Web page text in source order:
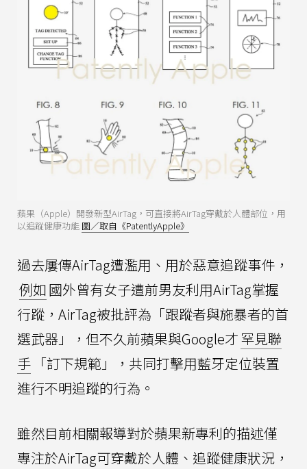
蘋果（Apple）開發新型AirTag，可直接將AirTag穿戴於人體部位，用
以追蹤健康功能 圖／取自《PatentlyApple》
過去屢傳AirTag遭濫用、用於惡意追蹤事件，
例如國外曾有女子遭前男友利用AirTag掌握
行蹤，AirTag被批評為「跟蹤者與施暴者的首
選武器」，但不久前蘋果與Google才罕見聯
手 「訂下規範」，共同打擊用藍牙定位裝置
進行不明追蹤的行為。
雖然目前相關報導對於蘋果新專利的描述僅
專注於AirTag可穿戴於人體、追蹤健康狀況，